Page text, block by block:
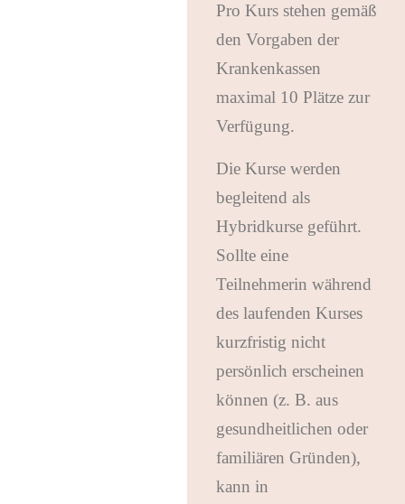
Pro Kurs stehen gemäß
den Vorgaben der
Krankenkassen
maximal 10 Plätze zur
Verfügung.
Die Kurse werden
begleitend als
Hybridkurse geführt.
Sollte eine
Teilnehmerin während
des laufenden Kurses
kurzfristig nicht
persönlich erscheinen
können (z. B. aus
gesundheitlichen oder
familiären Gründen),
kann in